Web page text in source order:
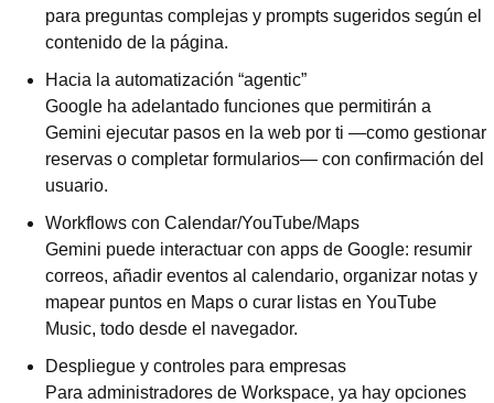
para preguntas complejas y prompts sugeridos según el
contenido de la página.
Hacia la automatización “agentic”
Google ha adelantado funciones que permitirán a
Gemini ejecutar pasos en la web por ti —como gestionar
reservas o completar formularios— con confirmación del
usuario.
Workflows con Calendar/YouTube/Maps
Gemini puede interactuar con apps de Google: resumir
correos, añadir eventos al calendario, organizar notas y
mapear puntos en Maps o curar listas en YouTube
Music, todo desde el navegador.
Despliegue y controles para empresas
Para administradores de Workspace, ya hay opciones